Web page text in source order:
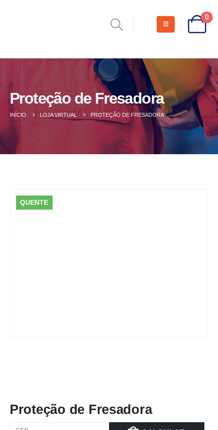
0
Proteção de Fresadora
INÍCIO LOJA VIRTUAL PROTEÇÃO DE FRESADORA
QUENTE
Proteção de Fresadora